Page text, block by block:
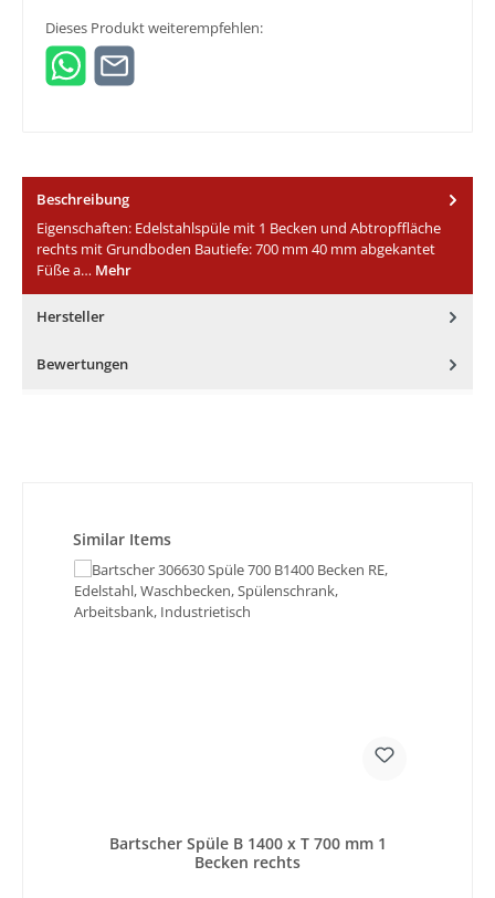
Dieses Produkt weiterempfehlen:
Beschreibung
Eigenschaften: Edelstahlspüle mit 1 Becken und Abtropffläche
rechts mit Grundboden Bautiefe: 700 mm 40 mm abgekantet
Füße a… Mehr
Hersteller
Bewertungen
Produktgalerie überspringen
Similar Items
Bartscher Spüle B 1400 x T 700 mm 1
Becken rechts